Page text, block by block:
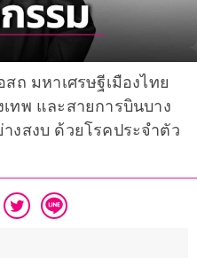
ถ มหาเศรษฐีเมืองไทย
ทพ และสายการบินบาง
งสงบ ด้วยโรคประจำตัว